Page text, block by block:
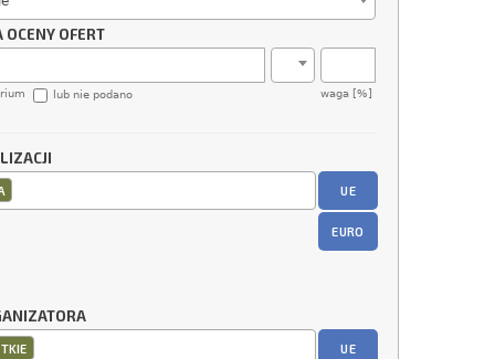
OCENY OFERT
waga [%]
lub nie podano
UE
EURO
UE